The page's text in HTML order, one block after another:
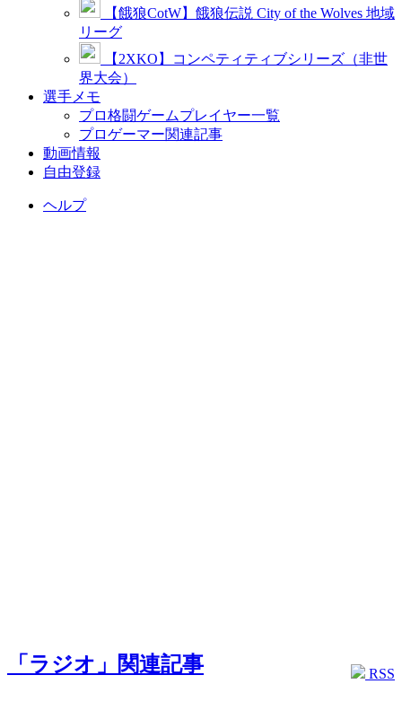
【餓狼CotW】餓狼伝説 City of the Wolves 地域
リーグ
【2XKO】コンペティティブシリーズ（非世
界大会）
選手メモ
プロ格闘ゲームプレイヤー一覧
プロゲーマー関連記事
動画情報
自由登録
ヘルプ
RSS
「ラジオ」関連記事